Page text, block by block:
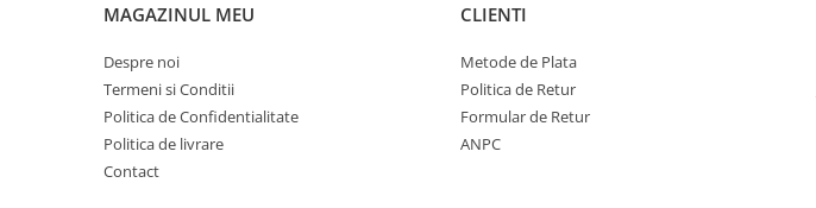
MAGAZINUL MEU
Despre noi
Termeni si Conditii
Politica de Confidentialitate
Politica de livrare
Contact
CLIENTI
Metode de Plata
Politica de Retur
Formular de Retur
ANPC